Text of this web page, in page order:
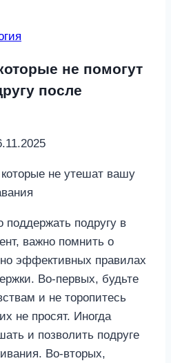
не помогут
после
поддержать подругу в
важно помнить о
эффективных правилах
Во-первых, будьте
и не торопитесь
не просят. Иногда
и позволить подруге
Во-вторых,